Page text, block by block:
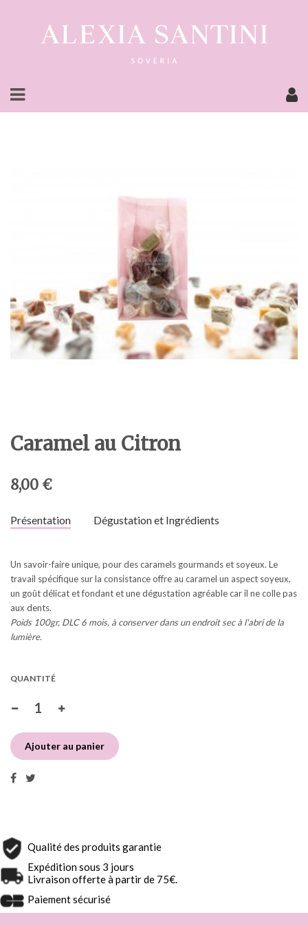
Caramel au Citron
8,00 €
Présentation Dégustation et Ingrédients
Un savoir-faire unique, pour des caramels gourmands et soyeux. Le
travail spécifique sur la consistance offre au caramel un aspect soyeux,
un goût délicat et fondant et une dégustation agréable car il ne colle pas
aux dents.
Poids 100gr, DLC 6 mois, à conserver dans un endroit sec à l'abri de la
lumière.
QUANTITÉ
Ajouter au panier
Qualité des produits garantie
Expédition sous 3 jours
Livraison offerte à partir de 75€.
Paiement sécurisé